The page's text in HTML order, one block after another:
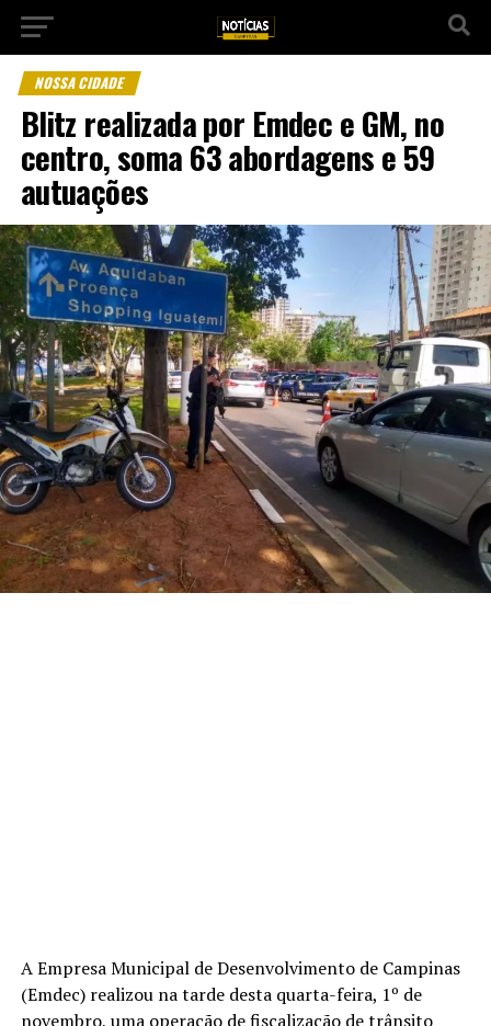
NOSSA CIDADE
Blitz realizada por Emdec e GM, no
centro, soma 63 abordagens e 59
autuações
A Empresa Municipal de Desenvolvimento de Campinas
(Emdec) realizou na tarde desta quarta-feira, 1º de
novembro, uma operação de fiscalização de trânsito